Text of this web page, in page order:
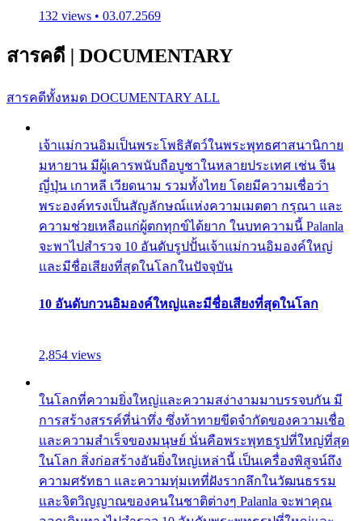
132 views • 03.07.2569
สารคดี | DOCUMENTARY
สารคดีทั้งหมด DOCUMENTARY ALL
เจ้าแม่กวนอิมเป็นพระโพธิสัตว์ในพระพุทธศาสนานิกาย
มหายาน มีผู้เคารพนับถือบูชาในหลายประเทศ เช่น จีน
ญี่ปุ่น เกาหลี เวียดนาม รวมทั้งไทย โดยมีความเชื่อว่า
พระองค์ทรงเป็นสัญลักษณ์แห่งความเมตตา กรุณา และ
ความช่วยเหลือแก่ผู้ตกทุกข์ได้ยาก ในบทความนี้ Palanla
จะพาไปสำรวจ 10 อันดับรูปปั้นเจ้าแม่กวนอิมองค์ใหญ่
และมีชื่อเสียงที่สุดในโลกในปัจจุบัน
10 อันดับกวนอิมองค์ใหญ่และมีชื่อเสียงที่สุดในโลก
2,854 views
ในโลกที่ความยิ่งใหญ่และความสง่างามมาบรรจบกัน มี
การสร้างสรรค์ที่น่าทึ่ง ซึ่งท้าทายขีดจำกัดของความเชื่อ
และความสำเร็จของมนุษย์ นั่นคือพระพุทธรูปที่ใหญ่ที่สุด
ในโลก สิ่งก่อสร้างอันยิ่งใหญ่เหล่านี้ เป็นเครื่องพิสูจน์ถึง
ความศรัทธา และความทุ่มเทที่ฝังรากลึกในวัฒนธรรม
และจิตวิญญาณของคนในชาติต่างๆ Palanla จะพาคุณ